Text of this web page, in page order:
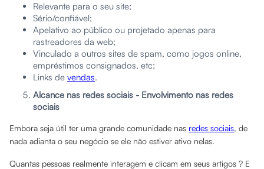
Relevante para o seu site;
Sério/confiável;
Apelativo ao público ou projetado apenas para
rastreadores da web;
Vinculado a outros sites de spam, como jogos online,
empréstimos consignados, etc;
Links de vendas.
Alcance nas redes sociais - Envolvimento nas redes
sociais
Embora seja útil ter uma grande comunidade nas redes sociais, de
nada adianta o seu negócio se ele não estiver ativo nelas.
Quantas pessoas realmente interagem e clicam em seus artigos ? E